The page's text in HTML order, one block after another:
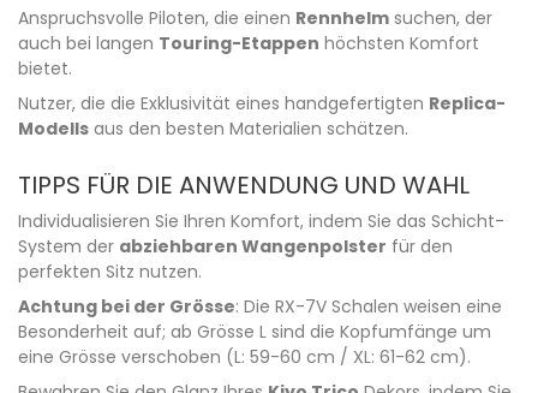
Anspruchsvolle Piloten, die einen Rennhelm suchen, der
auch bei langen Touring-Etappen höchsten Komfort
bietet.
Nutzer, die die Exklusivität eines handgefertigten Replica-
Modells aus den besten Materialien schätzen.
TIPPS FÜR DIE ANWENDUNG UND WAHL
Individualisieren Sie Ihren Komfort, indem Sie das Schicht-
System der abziehbaren Wangenpolster für den
perfekten Sitz nutzen.
Achtung bei der Grösse: Die RX-7V Schalen weisen eine
Besonderheit auf; ab Grösse L sind die Kopfumfänge um
eine Grösse verschoben (L: 59-60 cm / XL: 61-62 cm).